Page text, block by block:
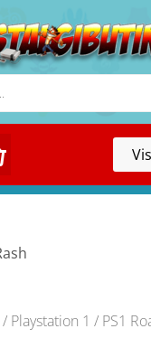
/ Playstation 1 / PS1